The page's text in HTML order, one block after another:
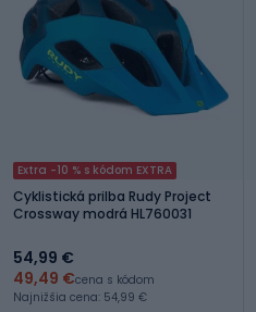
Extra -10 % s kódom EXTRA
Cyklistická prilba Rudy Project
Crossway modrá HL760031
54,99 €
49,49 €cena s kódom
Najnižšia cena: 54,99 €